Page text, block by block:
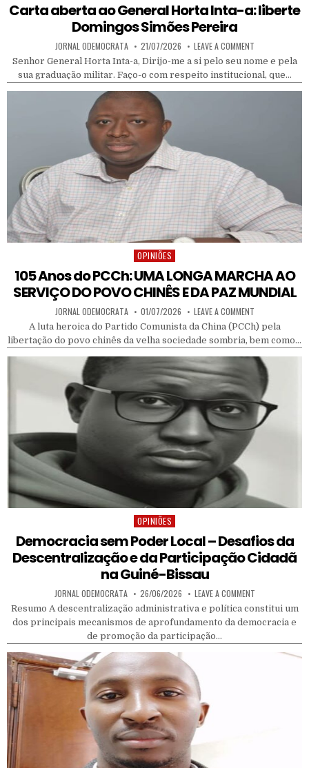
Carta aberta ao General Horta Inta-a: liberte
Domingos Simões Pereira
AUTHOR:
JORNAL ODEMOCRATA PUBLISHED DATE:
21/07/2026 LEAVE A COMMENTON CARTA
Senhor General Horta Inta-a, Dirijo-me a si pelo seu nome e pela
sua graduação militar. Faço-o com respeito institucional, que…
Posted in
OPINIÕES
105 Anos do PCCh: UMA LONGA MARCHA AO
SERVIÇO DO POVO CHINÊS E DA PAZ MUNDIAL
AUTHOR:
JORNAL ODEMOCRATA PUBLISHED DATE:
01/07/2026 LEAVE A COMMENTON 105 ANOS
A luta heroica do Partido Comunista da China (PCCh) pela
libertação do povo chinês da velha sociedade sombria, bem como…
Posted in
OPINIÕES
Democracia sem Poder Local – Desafios da
Descentralização e da Participação Cidadã
na Guiné-Bissau
AUTHOR:
JORNAL ODEMOCRATA PUBLISHED DATE:
26/06/2026 LEAVE A COMMENTON
Resumo A descentralização administrativa e política constitui um
dos principais mecanismos de aprofundamento da democracia e
de promoção da participação…